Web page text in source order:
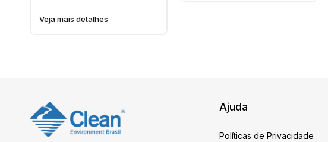
Veja mais detalhes
Ajuda
Políticas de Privacidade